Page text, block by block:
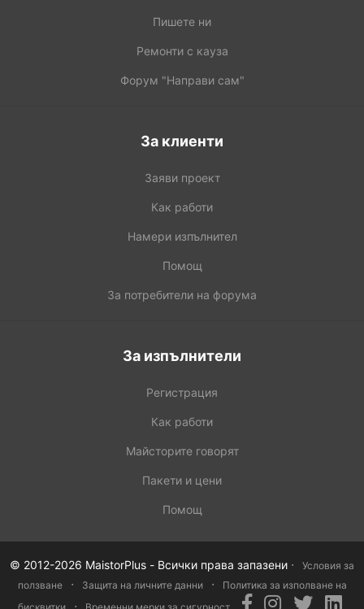
Пишете ни
Ремонти с кауза
Форум "Направи сам"
За клиенти
Заяви проект
Как работи
Намери изпълнител
Помощ
За потребители на форума
За изпълнители
Регистрация
Как работи
Майсторите говорят
Пакети и цени
Помощ
© 2012-2026 MaistorPlus - Всички права запазени ·
Условия за
ползване
· Защита на личните данни ·
Политика за изполване на
·